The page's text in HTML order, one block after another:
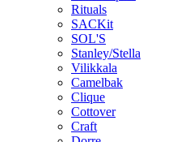
Rituals
SACKit
SOL'S
Stanley/Stella
Vilikkala
Camelbak
Clique
Cottover
Craft